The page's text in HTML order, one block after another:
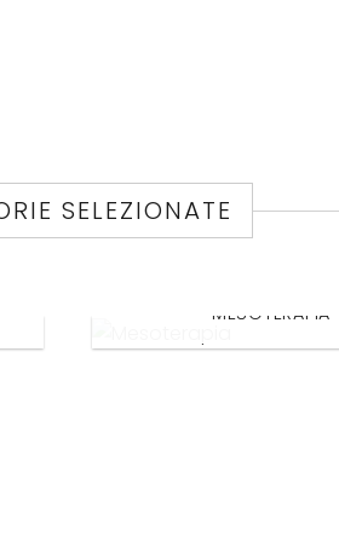
SELEZIONATE
MESOTERAPIA